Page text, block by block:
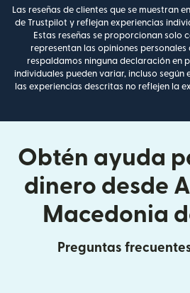
Las reseñas de clientes que se muestran
de Trustpilot y reflejan experiencias
Estas reseñas se proporcionan solo
representan las opiniones personales
respaldamos ninguna declaración en
individuales pueden variar, incluso según
las experiencias descritas no reflejen la
Obtén ayuda
dinero desde
Macedonia
Preguntas